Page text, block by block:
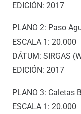
EDICIÓN: 2017
PLANO 2: Paso
ESCALA 1: 20.000
DÁTUM: SIRGAS
EDICIÓN: 2017
PLANO 3: Caletas
ESCALA 1: 20.000